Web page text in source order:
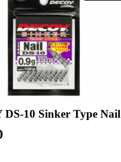
DS-10 Sinker Type Nail